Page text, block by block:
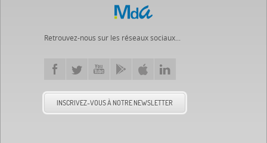
Retrouvez-nous sur les réseaux sociaux...
INSCRIVEZ-VOUS À NOTRE NEWSLETTER